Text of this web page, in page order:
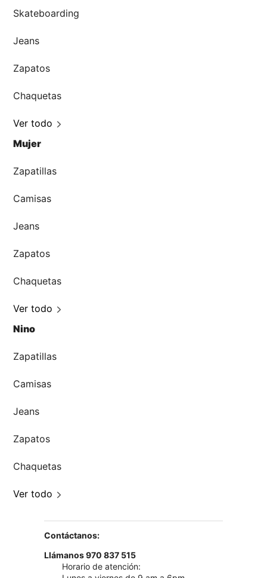
Tiendas
Skateboarding
Jeans
Zapatos
Chaquetas
Ver todo
Mujer
Zapatillas
Camisas
Jeans
Zapatos
Chaquetas
Ver todo
Nino
Zapatillas
Camisas
Jeans
Zapatos
Chaquetas
Ver todo
Contáctanos:
Llámanos 970 837 515
Horario de atención: